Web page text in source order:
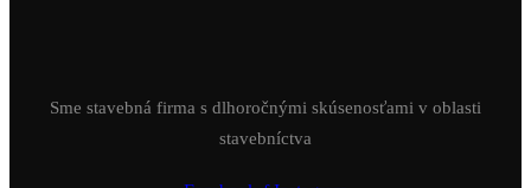
Sme stavebná firma s dlhoročnými skúsenosťami v oblasti
stavebníctva